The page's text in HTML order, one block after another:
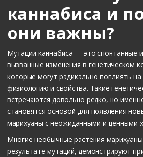
каннабиса и
они важны?
Мутации каннабиса — это спонтанные
вызванные изменения в генетическом
которые могут радикально повлиять
физиологию и свойства. Такие
встречаются довольно редко, но
становятся основой для появления
марихуаны с неожиданными и ценными
Многие необычные растения
результате мутаций, демонстрируют